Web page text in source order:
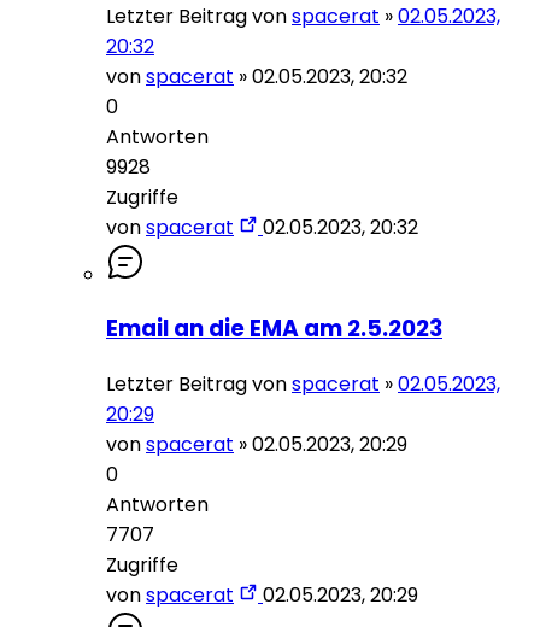
Letzter Beitrag vonspacerat »02.05.2023,
20:32
vonspacerat »02.05.2023, 20:32
0
Antworten
9928
Zugriffe
vonspacerat 02.05.2023, 20:32
Email an die EMA am 2.5.2023
Letzter Beitrag vonspacerat »02.05.2023,
20:29
vonspacerat »02.05.2023, 20:29
0
Antworten
7707
Zugriffe
vonspacerat 02.05.2023, 20:29